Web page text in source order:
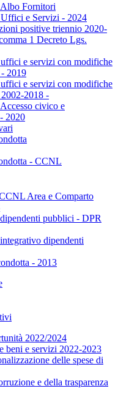
Fornitori
e Servizi - 2024
positive triennio 2020-
1 Decreto Lgs.
e servizi con modifiche
2019
e servizi con modifiche
2018 -
civico e
2020
- CCNL
Area e Comparto
pubblici - DPR
dipendenti
- 2013
2022/2024
beni e servizi 2022-2023
delle spese di
e della trasparenza